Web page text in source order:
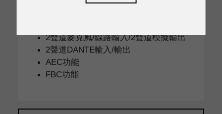
2聲道麥克風/線路輸入/2聲道模擬輸出
2聲道DANTE輸入/輸出
AEC功能
FBC功能